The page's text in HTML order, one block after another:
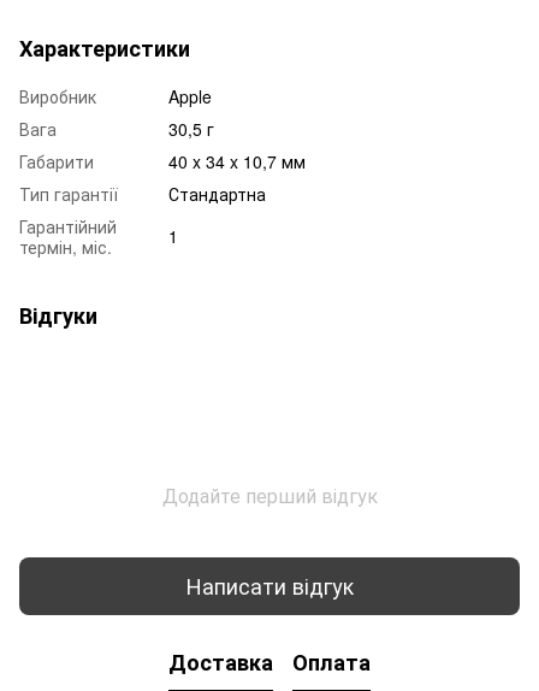
Характеристики
Виробник
Apple
Вага
30,5 г
Габарити
40 x 34 x 10,7 мм
Тип гарантії
Стандартна
Гарантійний
термін, міс.
1
Відгуки
Додайте перший відгук
Написати відгук
Доставка Оплата